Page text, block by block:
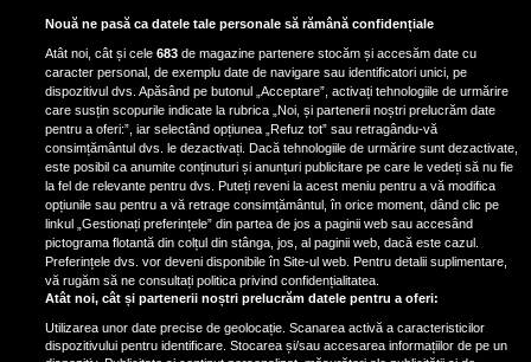
Unde locuiesc Alberto Guță și
iubita lui, după ce au plecat din
casa Narcisei Balaban: „Noi
suntem într-o casă cu două-trei
etaje”
Oana Roman, achiziție după
achiziție. Suma exorbitantă pe
care a scos-o din buzunar pentru o
pereche de ochelari de soare și un
parfum
Nouă ne pasă ca datele tale personale să rămână confidențiale
Atât noi, cât și cele683 de magazine partenere stocăm și accesăm date cu
caracter personal, de exemplu date de navigare sau identificatori unici, pe
dispozitivul dvs. Apăsând pe butonul „Acceptare”, activați tehnologiile de urmărire
care susțin scopurile indicate la rubrica „Noi, și partenerii noștri prelucrăm date
pentru a oferi:”, iar selectând opțiunea „Refuz tot” sau retragându-vă
consimțământul dvs. le dezactivați. Dacă tehnologiile de urmărire sunt dezactivate,
este posibil ca anumite conținuturi și anunțuri publicitare pe care le vedeți să nu fie
la fel de relevante pentru dvs. Puteți reveni la acest meniu pentru a vă modifica
opțiunile sau pentru a vă retrage consimțământul, în orice moment, dând clic pe
linkul „Gestionați preferințele” din partea de jos a paginii web sau accesând
pictograma flotantă din colțul din stânga, jos, al paginii web, dacă este cazul.
Preferințele dvs. vor deveni disponibile în Site-ul web. Pentru detalii suplimentare,
vă rugăm să ne consultați politica privind confidențialitatea.
Atât noi, cât și partenerii noștri prelucrăm datele pentru a oferi:
Utilizarea unor date precise de geolocație. Scanarea activă a caracteristicilor
dispozitivului pentru identificare. Stocarea și/sau accesarea informațiilor de pe un